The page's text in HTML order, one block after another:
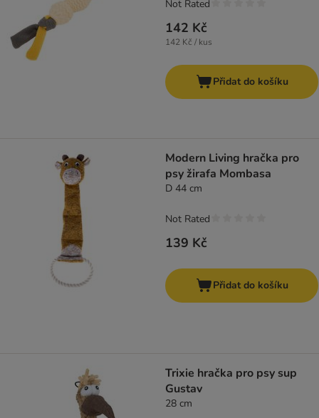
142 Kč
142 Kč / kus
Not Rated
Přidat do košíku
Modern Living hračka pro
psy žirafa Mombasa
D 44 cm
139 Kč
Not Rated
Přidat do košíku
Trixie hračka pro psy sup
Gustav
28 cm